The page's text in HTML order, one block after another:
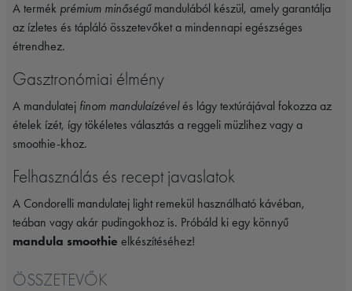
A termék prémium minőségűmandulából készül, amely garantálja
az ízletes és tápláló összetevőket a mindennapi egészséges
étrendhez.
Gasztronómiai élmény
A mandulatej finom mandulaízévelés lágy textúrájával fokozza az
ételek ízét, így tökéletes választás a reggeli müzlihez vagy a
smoothie-khoz.
Felhasználás és recept javaslatok
A Condorelli mandulatej light remekül használható kávéban,
teában vagy akár pudingokhoz is. Próbáld ki egy könnyű
mandula smoothie elkészítéséhez!
ÖSSZETEVŐK